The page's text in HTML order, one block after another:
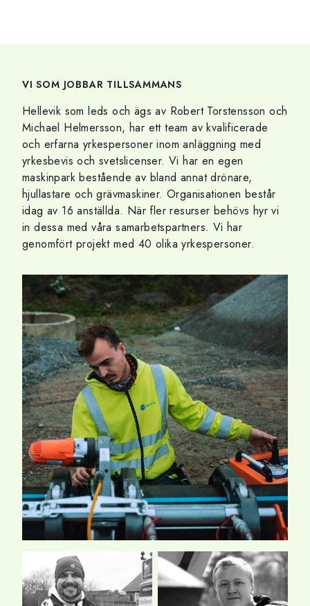
VI SOM JOBBAR TILLSAMMANS
Hellevik som leds och ägs av Robert Torstensson och
Michael Helmersson, har ett team av kvalificerade
och erfarna yrkespersoner inom anläggning med
yrkesbevis och svetslicenser. Vi har en egen
maskinpark bestående av bland annat drönare,
hjullastare och grävmaskiner. Organisationen består
idag av 16 anställda. När fler resurser behövs hyr vi
in dessa med våra samarbetspartners. Vi har
genomfört projekt med 40 olika yrkespersoner.